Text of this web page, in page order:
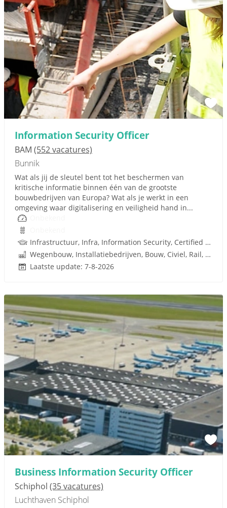
Information Security Officer
BAM (552 vacatures)
Bunnik
Wat als jij de sleutel bent tot het beschermen van
kritische informatie binnen één van de grootste
bouwbedrijven van Europa? Wat als je werkt in een
omgeving waar digitalisering en veiligheid hand in...
Infrastructuur, Infra, Information Security, Certified Information Systems Security Profes
Wegenbouw, Installatiebedrijven, Bouw, Civiel, Rail, Infrastructuren
Laatste update: 7-8-2026
Business Information Security Officer
Schiphol (35 vacatures)
Luchthaven Schiphol